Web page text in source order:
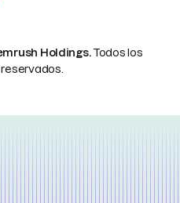
Holdings.Todos los